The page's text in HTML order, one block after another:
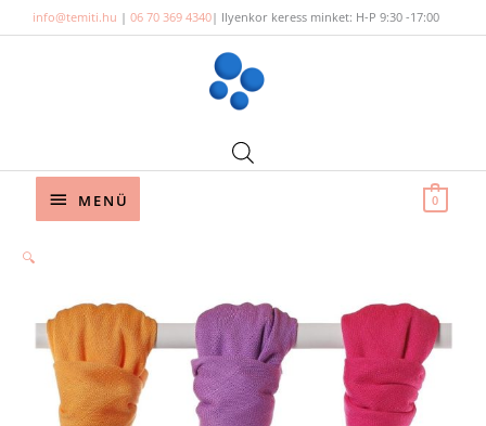
to
info@temiti.hu | 06 70 369 4340| Ilyenkor keress minket: H-P 9:30 -17:00
Below
MENÜ 0
🔍